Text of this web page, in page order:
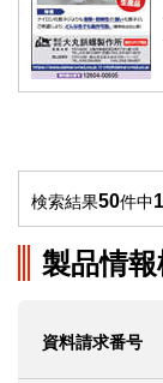
検索結果50件中1
製品情
資料請求番号